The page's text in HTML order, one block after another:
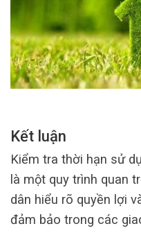
Kết luận
Kiểm tra thời hạn sử
là một quy trình quan
dân hiểu rõ quyền lợi
đảm bảo trong các